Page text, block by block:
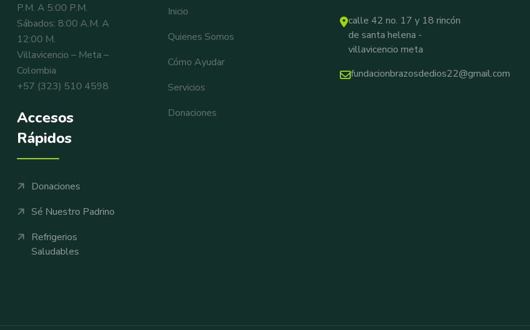
P.m. A 5:00 P.m.
Sábados: 8:00 A.m. A
12:00 M.
Villavicencio – Meta –
Colombia
+57 (323) 510 4598
Accesos
Rápidos
Donaciones
Sé Nuestro Padrino
Refrigerios
Saludables
Inicio
Quienes Somos
Cómo Ayudar
Servicios
Donaciones
calle 42 no. 17 y 18 rincón
de santa helena -
villavicencio meta
fundacionbrazosdedios22@gmail.com